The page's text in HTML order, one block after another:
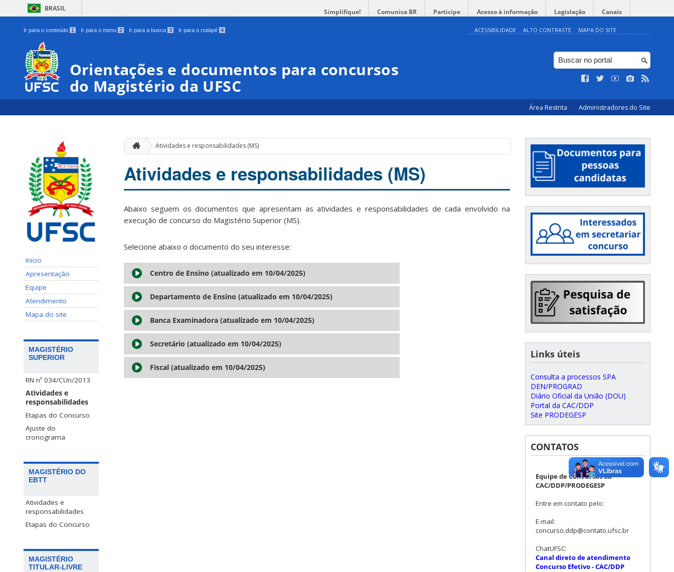
BRASIL Simplifique! Comunica BR Participe Acesso à informação Legislação Canais
Ir para o conteúdo 1 Ir para o menu 2 Ir para a busca 3 Ir para o rodapé 4 ACESSIBILIDADE ALTO CONTRASTE MAPA DO SITE
Orientações e documentos para concursos
do Magistério da UFSC
Área Restrita Administradores do Site
Início
Apresentação
Equipe
Atendimento
Mapa do site
MAGISTÉRIO
SUPERIOR
RN nº 034/CUn/2013
Atividades e
responsabilidades
Etapas do Concurso
Ajuste do
cronograma
MAGISTÉRIO DO
EBTT
Atividades e
responsabilidades
Etapas do Concurso
MAGISTÉRIO
TITULAR-LIVRE
Atividades e responsabilidades (MS)
Atividades e responsabilidades (MS)
Abaixo seguem os documentos que apresentam as atividades e responsabilidades de cada envolvido na
execução de concurso do Magistério Superior (MS).
Selecione abaixo o documento do seu interesse:
Centro de Ensino (atualizado em 10/04/2025)
Departamento de Ensino (atualizado em 10/04/2025)
Banca Examinadora (atualizado em 10/04/2025)
Secretário (atualizado em 10/04/2025)
Fiscal (atualizado em 10/04/2025)
Links úteis
Consulta a processos SPA
DEN/PROGRAD
Diário Oficial da União (DOU)
Portal da CAC/DDP
Site PRODEGESP
CONTATOS
Equipe de Concursos da
CAC/DDP/PRODEGESP
Entre em contato pelo:
E-mail:
concurso.ddp@contato.ufsc.br
ChatUFSC:
Canal direto de atendimento
Concurso Efetivo - CAC/DDP